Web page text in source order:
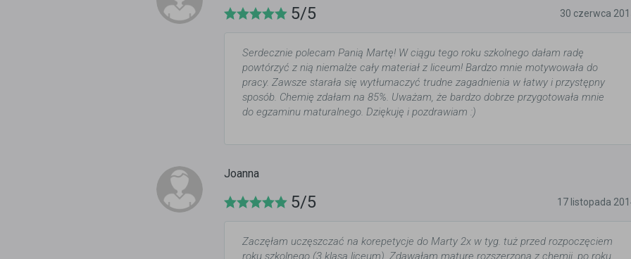
5/5 30 czerwca
Serdecznie polecam Panią Martę! W ciągu tego roku szkolnego dałam radę
powtórzyć z nią niemalże cały materiał z liceum! Bardzo mnie motywowała do
pracy. Zawsze starała się wytłumaczyć trudne zagadnienia w łatwy i przystępny
sposób. Chemię zdałam na 85%. Uważam, że bardzo dobrze przygotowała mnie
do egzaminu maturalnego. Dziękuję i pozdrawiam :)
Joanna
5/5 17 listopada
Zaczęłam uczęszczać na korepetycje do Marty 2x w tyg. tuż przed rozpoczęciem
roku szkolnego (3 klasa liceum). Zdawałam maturę rozszerzoną z chemii, po roku